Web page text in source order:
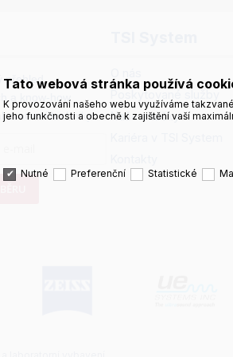
přehled
a know-how
techniky.
Poskytované služby
Naše značky
Tato webová stránka používá
K provozování našeho webu využíváme
jeho funkčnosti a obecně k zajištění vaší
Nutné Preferenční Statistické